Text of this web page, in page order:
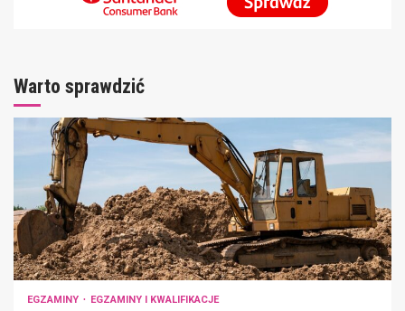
Warto sprawdzić
EGZAMINY EGZAMINY I KWALIFIKACJE